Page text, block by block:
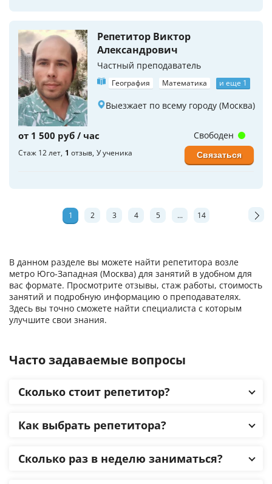
В данном разделе вы можете найти репетитора возле
метро Юго-Западная (Москва) для занятий в удобном для
вас формате. Просмотрите отзывы, стаж работы, стоимость
занятий и подробную информацию о преподавателях.
Здесь вы точно сможете найти специалиста с которым
улучшите свои знания.
Репетитор Виктор
Александрович
Частный преподаватель
География Математика и еще 1
Выезжает по всему городу (Москва)
от 1 500 руб / час
Стаж 12 лет 1 отзыв У ученика
Свободен
Связаться
1 2 3 4 5 ... 14
Часто задаваемые вопросы
Сколько стоит репетитор?
Как выбрать репетитора?
Сколько раз в неделю заниматься?